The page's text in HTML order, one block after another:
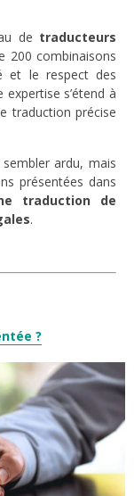
de traducteurs
200 combinaisons
et le respect des
s’étend à
traduction précise
ardu, mais
présentées dans
traduction de
.
?